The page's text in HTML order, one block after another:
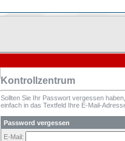
Kontrollzentrum
Sollten Sie Ihr Passwort vergessen
einfach in das Textfeld Ihre E-Mail-
Password vergessen
E-Mail: